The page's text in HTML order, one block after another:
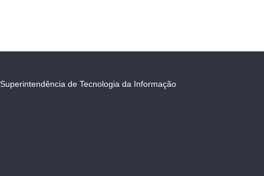
Superintendência de Tecnologia da Informação